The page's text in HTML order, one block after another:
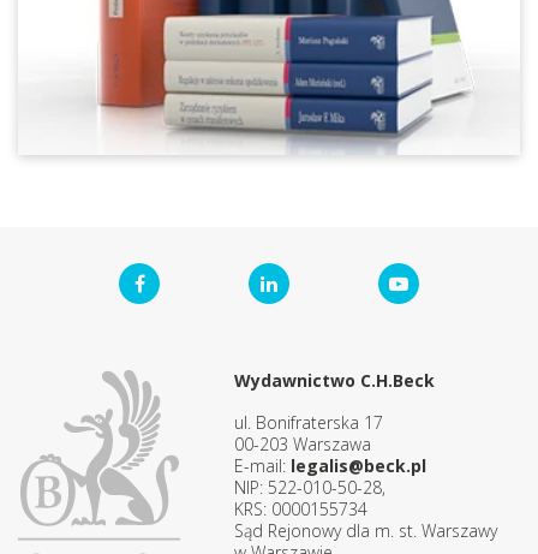
Wydawnictwo C.H.Beck
ul. Bonifraterska 17
00-203 Warszawa
E-mail: legalis@beck.pl
NIP: 522-010-50-28,
KRS: 0000155734
Sąd Rejonowy dla m. st. Warszawy